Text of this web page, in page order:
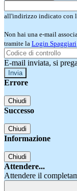
all'indirizzo indicato con
Non hai una e-mail
tramite la Login Spaggiari
E-mail inviata, si
Errore
Chiudi
Successo
Chiudi
Informazione
Chiudi
Attendere...
Attendere il